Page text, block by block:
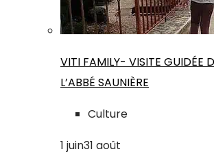
VITI FAMILY- VISITE GUIDÉE
L’ABBÉ SAUNIÈRE
Culture
1 juin31 août